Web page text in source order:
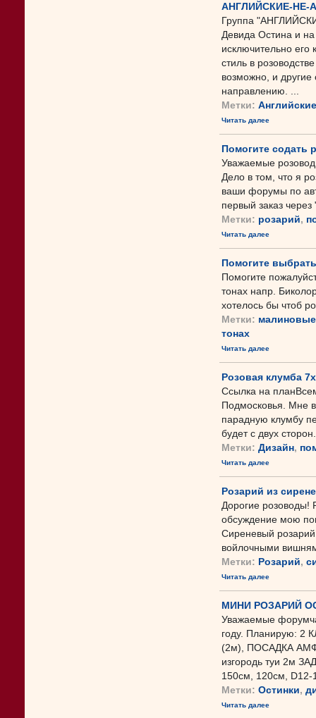
АНГЛИЙСКИЕ-НЕ-
Группа
Девида Остина и
исключительно его
стиль в
возможно, и другие
направлению. ...
Метки:
Читать далее
Помогите содать
Уважаемые
Дело в том, что я
ваши форумы по
первый заказ через
Метки: розарий,
Читать далее
Помогите
Помогите
тонах напр.
хотелось бы чтоб
Метки:
тонах
Читать далее
Розовая клумба
Ссылка на
Подмосковья. Мне
парадную клумбу
будет с двух
Метки: Дизайн,
Читать далее
Розарий из
Дорогие розоводы!
обсуждение мою
Сиреневый
войлочными
Метки: Розарий,
Читать далее
МИНИ РОЗАРИЙ
Уважаемые
году. Планирую:
(2м), ПОСАДКА
изгородь туи 2м
150см, 120см, D12-
Метки: Остинки,
Читать далее